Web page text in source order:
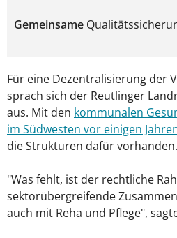
Gemeinsame
Für eine Dezentralisierung der
sprach sich der Reutlinger
aus. Mit den kommunalen
im Südwesten vor einigen
die Strukturen dafür vorhanden.
"Was fehlt, ist der rechtliche
sektorübergreifende
auch mit Reha und Pflege",